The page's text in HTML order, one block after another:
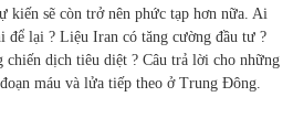
​​sẽ còn trở nên phức tạp hơn nữa. Ai
để lại ? Liệu Iran có tăng cường đầu tư ?
dịch tiêu diệt ? Câu trả lời cho những
máu và lửa tiếp theo ở Trung Đông.